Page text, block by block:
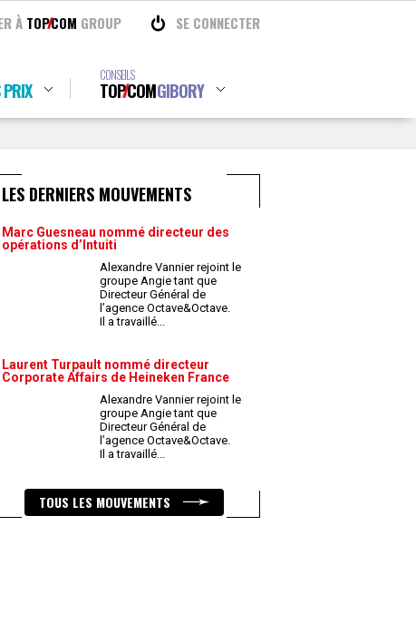
À TOPCOM GROUP SE CONNECTER
CONSEILS
TOPCOMGIBORY
LES DERNIERS MOUVEMENTS
Marc Guesneau nommé directeur des
opérations d’Intuiti
Alexandre Vannier rejoint le
groupe Angie tant que
Directeur Général de
l’agence Octave&Octave.
Il a travaillé...
Laurent Turpault nommé directeur
Corporate Affairs de Heineken France
Alexandre Vannier rejoint le
groupe Angie tant que
Directeur Général de
l’agence Octave&Octave.
Il a travaillé...
TOUS LES MOUVEMENTS